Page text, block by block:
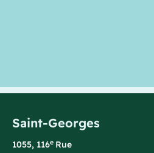
Saint-Georges
1055, 116e Rue